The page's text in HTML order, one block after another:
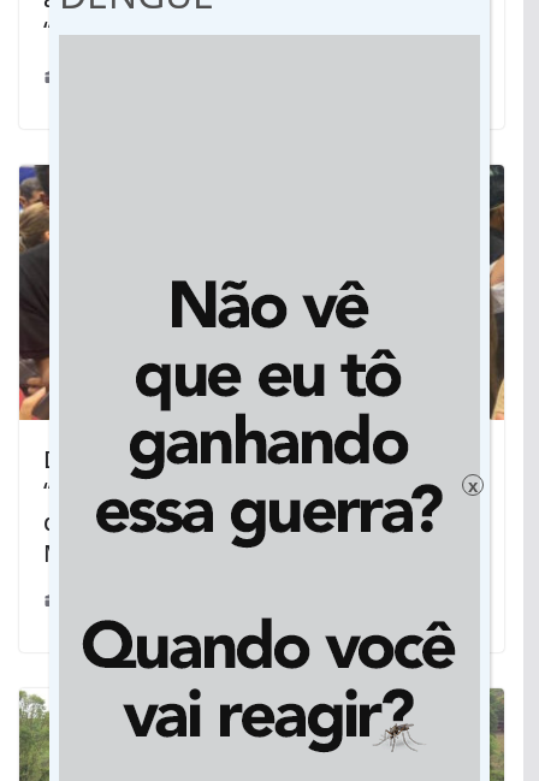
“Saúde do Acolhimento”
Deputado chama produtores de
“grileiros” e defende avanço da
demarcação de terras indígenas em
MT
x